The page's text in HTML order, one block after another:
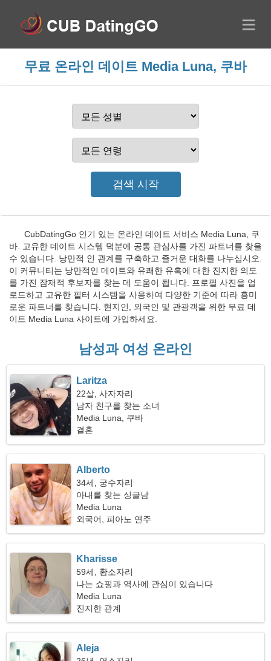
무료 온라인 데이트 Media Luna, 쿠바
CubDatingGo 인기 있는 온라인 데이트 서비스 Media Luna, 쿠
바. 고유한 데이트 시스템 덕분에 공통 관심사를 가진 파트너를 찾을
수 있습니다. 낭만적 인 관계를 구축하고 즐거운 대화를 나누십시오.
이 커뮤니티는 낭만적인 데이트와 유쾌한 유혹에 대한 진지한 의도
를 가진 잠재적 후보자를 찾는 데 도움이 됩니다. 프로필 사진을 업
로드하고 고유한 필터 시스템을 사용하여 다양한 기준에 따라 흥미
로운 파트너를 찾습니다. 현지인, 외국인 및 관광객을 위한 무료 데
이트 Media Luna 사이트에 가입하세요.
남성과 여성 온라인
Laritza
22살, 사자자리
남자 친구를 찾는 소녀
Media Luna, 쿠바
결혼
Alberto
34세, 궁수자리
아내를 찾는 싱글남
Media Luna
외국어, 피아노 연주
Kharisse
59세, 황소자리
나는 쇼핑과 역사에 관심이 있습니다
Media Luna
진지한 관계
Aleja